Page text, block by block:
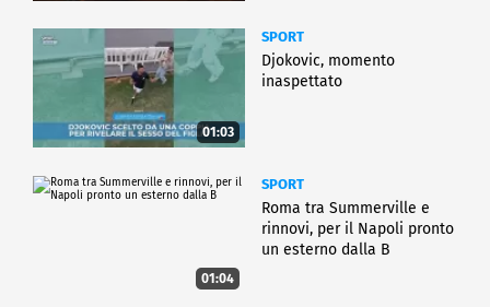
01:03
SPORT
Djokovic, momento
inaspettato
01:04
SPORT
Roma tra Summerville e
rinnovi, per il Napoli pronto
un esterno dalla B